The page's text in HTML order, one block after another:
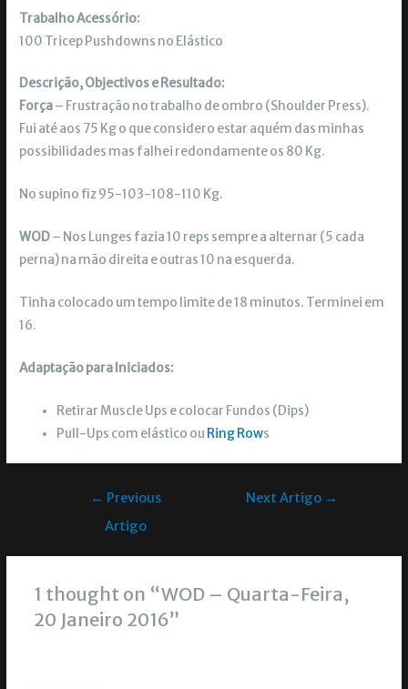
Trabalho Acessório:
100 Tricep Pushdowns no Elástico
Descrição, Objectivos e Resultado:
Força– Frustração no trabalho de ombro (Shoulder Press).
Fui até aos 75 Kg o que considero estar aquém das minhas
possibilidades mas falhei redondamente os 80 Kg.
No supino fiz 95-103-108-110 Kg.
WOD– Nos Lunges fazia 10 reps sempre a alternar (5 cada
perna) na mão direita e outras 10 na esquerda.
Tinha colocado um tempo limite de 18 minutos. Terminei em
16.
Adaptação para Iniciados:
Retirar Muscle Ups e colocar Fundos (Dips)
Pull-Ups com elástico ou Ring Rows
← Previous
Artigo
Next Artigo →
1 thought on “WOD – Quarta-Feira,
20 Janeiro 2016”